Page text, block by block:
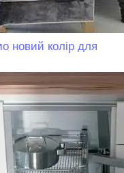
новий колір для